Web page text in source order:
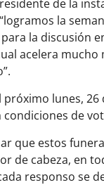
de la
la
la discusión
acelera mucho
próximo lunes, 26
condiciones de
que estos
de cabeza, en
responso se